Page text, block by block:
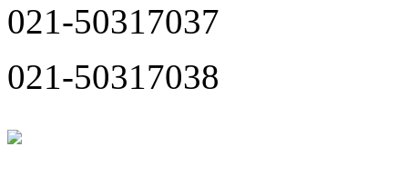
021-50317037
021-50317038